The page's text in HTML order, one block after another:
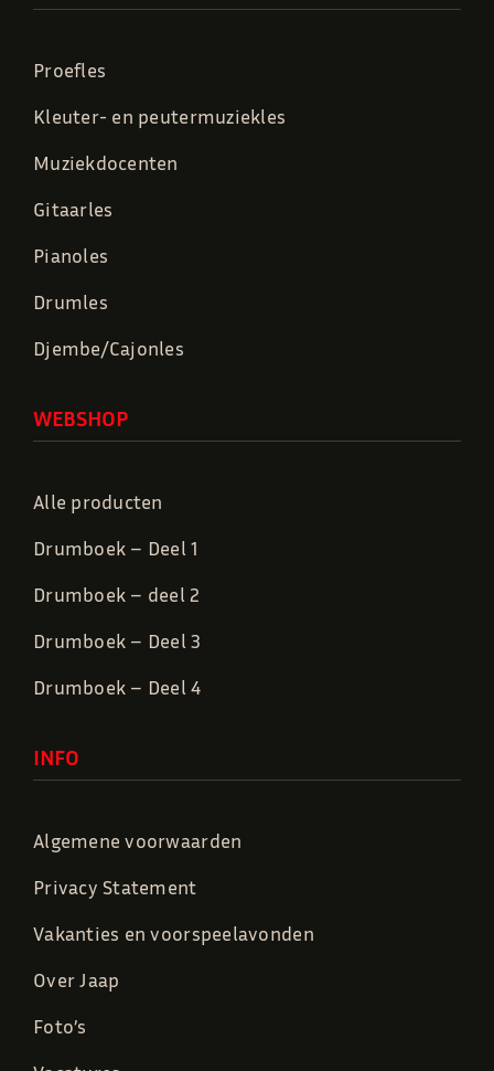
Proefles
Kleuter- en peutermuziekles
Muziekdocenten
Gitaarles
Pianoles
Drumles
Djembe/Cajonles
WEBSHOP
Alle producten
Drumboek – Deel 1
Drumboek – deel 2
Drumboek – Deel 3
Drumboek – Deel 4
INFO
Algemene voorwaarden
Privacy Statement
Vakanties en voorspeelavonden
Over Jaap
Foto’s